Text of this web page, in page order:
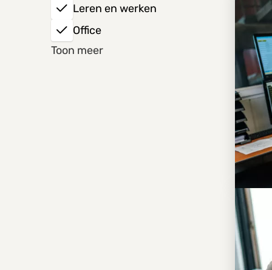
75 km
Leren en werken
Office
Techniek
Toon meer